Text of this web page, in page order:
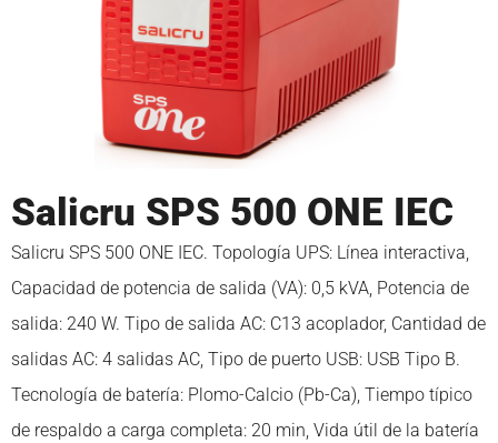
Salicru SPS 500 ONE IEC
Salicru SPS 500 ONE IEC. Topología UPS: Línea interactiva,
Capacidad de potencia de salida (VA): 0,5 kVA, Potencia de
salida: 240 W. Tipo de salida AC: C13 acoplador, Cantidad de
salidas AC: 4 salidas AC, Tipo de puerto USB: USB Tipo B.
Tecnología de batería: Plomo-Calcio (Pb-Ca), Tiempo típico
de respaldo a carga completa: 20 min, Vida útil de la batería